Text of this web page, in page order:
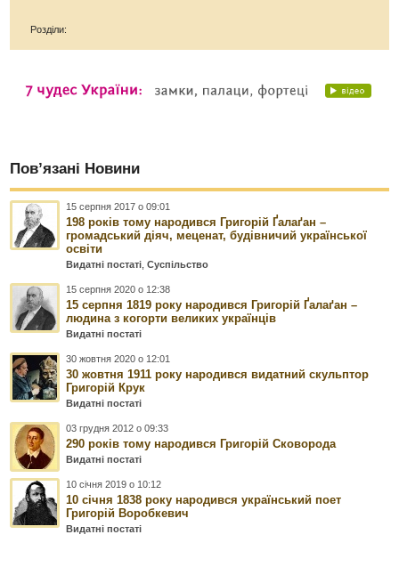
Розділи:
Пов’язані Новини
15 серпня 2017 о 09:01
198 років тому народився Григорій Ґалаґан –
громадський діяч, меценат, будівничий української
освіти
Видатні постаті ,Суспільство
15 серпня 2020 о 12:38
15 серпня 1819 року народився Григорій Ґалаґан –
людина з когорти великих українців
Видатні постаті
30 жовтня 2020 о 12:01
30 жовтня 1911 року народився видатний скульптор
Григорій Крук
Видатні постаті
03 грудня 2012 о 09:33
290 років тому народився Григорій Сковорода
Видатні постаті
10 січня 2019 о 10:12
10 cічня 1838 року народився український поет
Григорій Воробкевич
Видатні постаті